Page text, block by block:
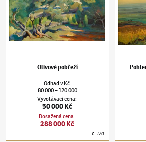
Olivové pobřeží
Odhadv Kč:
80 000–120 000
Vyvolávací cena:
50 000 Kč
Dosažená cena:
288 000 Kč
č.170